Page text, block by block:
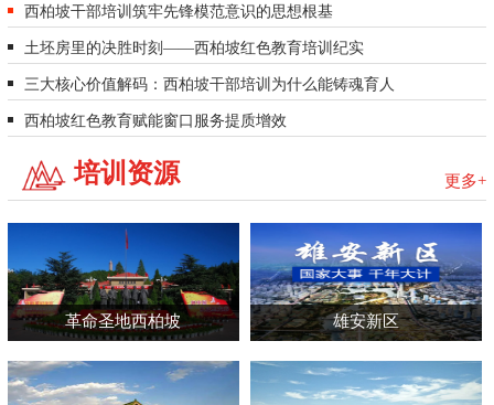
党的规矩、制度的建立和执行，有力推动...
西柏坡干部培训筑牢先锋模范意识的思想根基
土坯房里的决胜时刻——西柏坡红色教育培训纪实
三大核心价值解码：西柏坡干部培训为什么能铸魂育人
西柏坡红色教育赋能窗口服务提质增效
培训资源 更多+
革命圣地西柏坡 雄安新区